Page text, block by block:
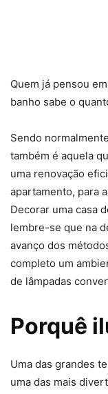
Quem já pensou
banho sabe o
Sendo
também é aquela
uma renovação
apartamento, para
Decorar uma casa
lembre-se que na
avanço dos
completo um
de lâmpadas
Porquê
Uma das grandes
uma das mais